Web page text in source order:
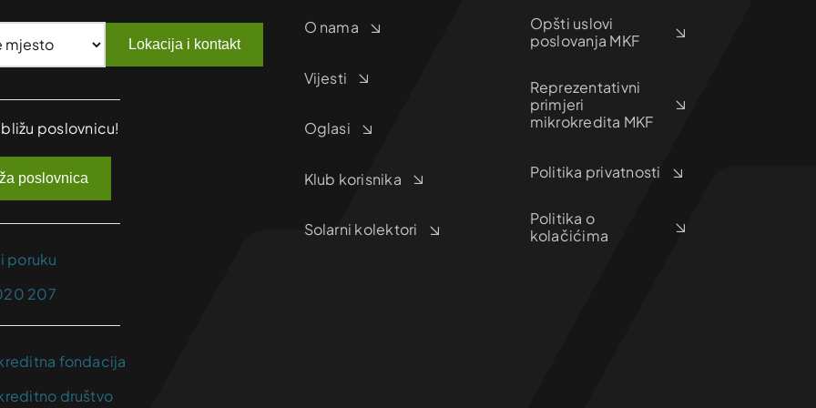
Lokacija i kontakt
poslovnicu!
poslovnica
poruku
207
fondacija
društvo
O nama
Vijesti
Oglasi
Klub korisnika
Solarni kolektori
Opšti uslovi
poslovanja MKF
Reprezentativni
primjeri
mikrokredita MKF
Politika privatnosti
Politika o
kolačićima